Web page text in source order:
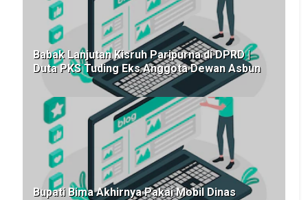
Babak Lanjutan Kisruh Paripurna di DPRD |
Duta PKS Tuding Eks Anggota Dewan Asbun
Bupati Bima Akhirnya Pakai Mobil Dinas